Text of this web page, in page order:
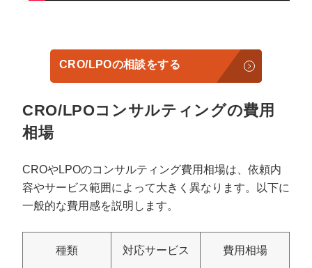
CRO/LPOの相談をする
CRO/LPOコンサルティングの費用
相場
CROやLPOのコンサルティング費用相場は、依頼内
容やサービス範囲によって大きく異なります。以下に
一般的な費用感を説明します。
種類 対応サービス 費用相場